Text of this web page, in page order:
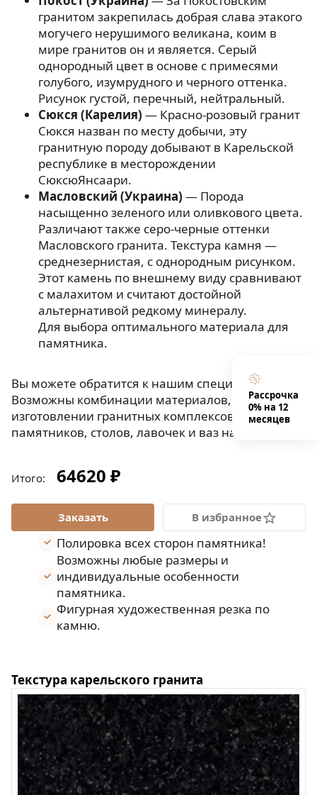
гранитом закрепилась добрая слава этакого
могучего нерушимого великана, коим в
мире гранитов он и является. Серый
однородный цвет в основе с примесями
голубого, изумрудного и черного оттенка.
Рисунок густой, перечный, нейтральный.
Сюкся (Карелия) — Красно-розовый гранит
Сюкся назван по месту добычи, эту
гранитную породу добывают в Карельской
республике в месторождении
СюксюЯнсаари.
Масловский (Украина) — Порода
насыщенно зеленого или оливкового цвета.
Различают также серо-черные оттенки
Масловского гранита. Текстура камня —
среднезернистая, с однородным рисунком.
Этот камень по внешнему виду сравнивают
с малахитом и считают достойной
альтернативой редкому минералу.
Для выбора оптимального материала для
памятника.
Вы можете обратится к нашим специалистам.
Возможны комбинации материалов, при
изготовлении гранитных комплексов,
памятников, столов, лавочек и ваз на могилу.
Итого: 64620 ₽
В избранное
Полировка всех сторон памятника!
Возможны любые размеры и
индивидуальные особенности
памятника.
Фигурная художественная резка по
камню.
Текстура карельского гранита
Рассрочка
0% на 12
месяцев